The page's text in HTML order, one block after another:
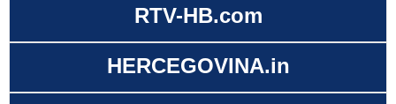
RTV-HB.com
HERCEGOVINA.in